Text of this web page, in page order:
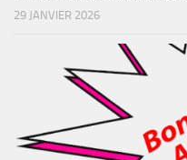
29 JANVIER 2026